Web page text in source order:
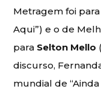
Metragem foi para
Aqui”) e o de
para Selton Mello
discurso,
mundial de